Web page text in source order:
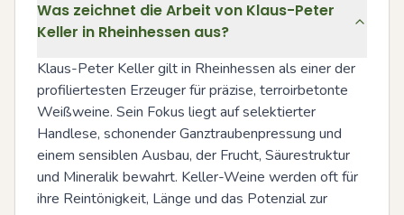
Was zeichnet die Arbeit von Klaus-Peter
Keller in Rheinhessen aus?
Klaus-Peter Keller gilt in Rheinhessen als einer der
profiliertesten Erzeuger für präzise, terroirbetonte
Weißweine. Sein Fokus liegt auf selektierter
Handlese, schonender Ganztraubenpressung und
einem sensiblen Ausbau, der Frucht, Säurestruktur
und Mineralik bewahrt. Keller-Weine werden oft für
ihre Reintönigkeit, Länge und das Potenzial zur